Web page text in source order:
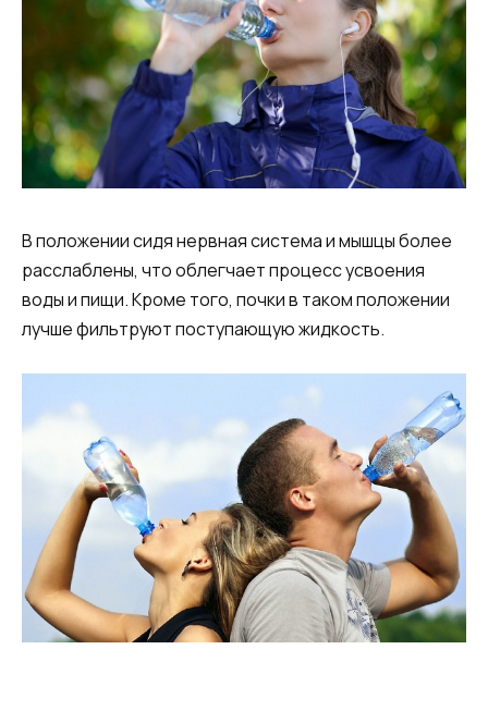
В положении сидя нервная система и мышцы более
расслаблены, что облегчает процесс усвоения
воды и пищи. Кроме того, почки в таком положении
лучше фильтруют поступающую жидкость.